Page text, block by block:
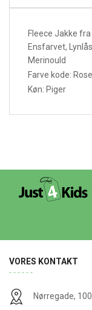
Fleece Jakke
Ensfarvet,
Merinould
Farve kode: Rose
Køn: Piger
VORES KONTAKT
Nørregade, 100